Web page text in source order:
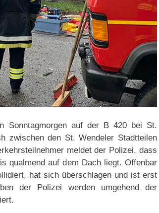
Sonntagmorgen auf der B 420 bei St.
zwischen den St. Wendeler Stadtteilen
meldet der Polizei, dass
qualmend auf dem Dach liegt. Offenbar
hat sich überschlagen und ist erst
der Polizei werden umgehend der